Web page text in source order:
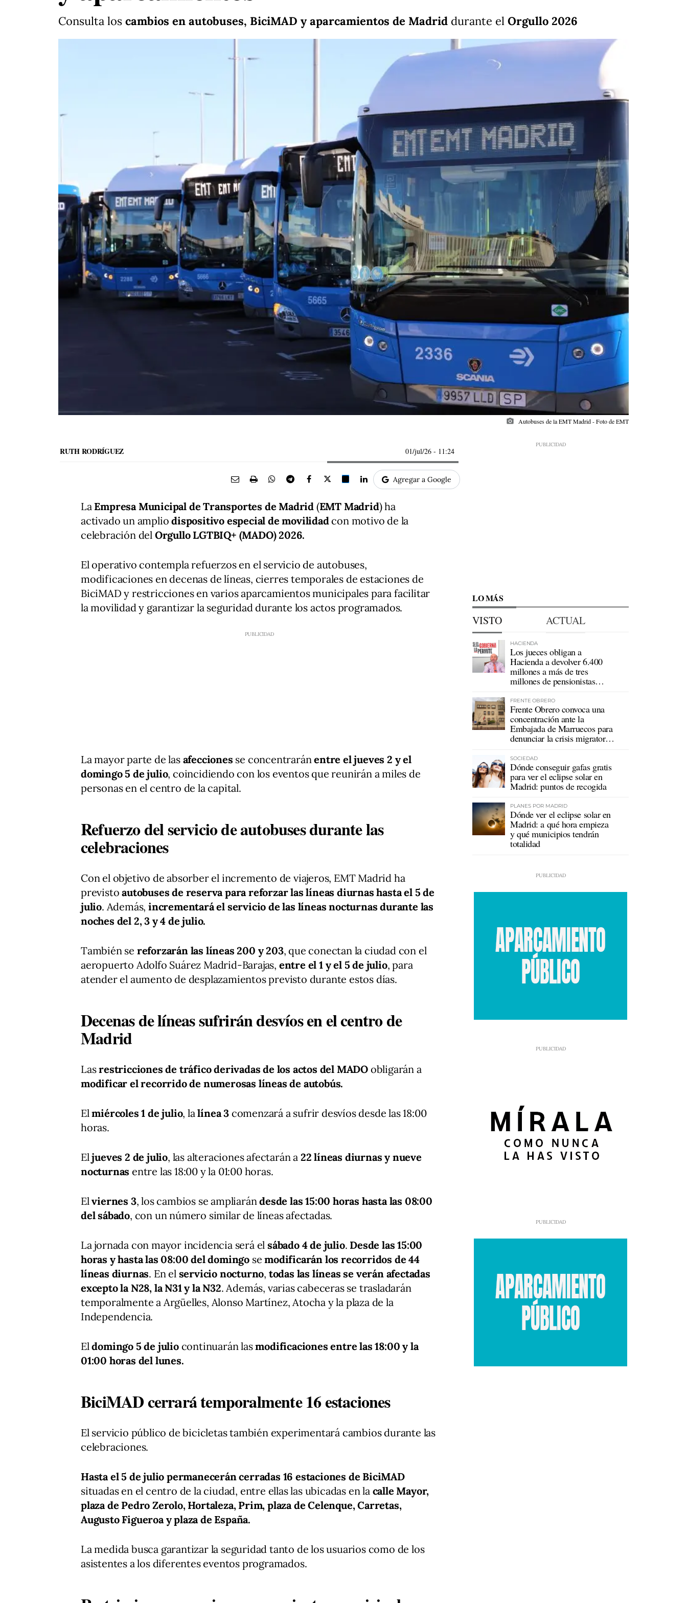
Consulta los cambios en autobuses, BiciMAD y aparcamientos de Madrid durante el Orgullo 2026
photo_camera Autobuses de la EMT Madrid - Foto de EMT
RUTH RODRÍGUEZ 01/jul/26 - 11:24
Agregar a Google
La Empresa Municipal de Transportes de Madrid (EMT Madrid) ha
activado un ampliodispositivo especial de movilidadcon motivo de la
celebración del Orgullo LGTBIQ+ (MADO)2026.
El operativo contempla refuerzos en el servicio de autobuses,
modificaciones en decenas de líneas, cierres temporales de estaciones de
BiciMAD y restricciones en varios aparcamientos municipales para facilitar
la movilidad y garantizar la seguridad durante los actos programados.
La mayor parte de lasafecciones se concentraránentre el jueves 2 y el
domingo 5 de julio, coincidiendo con los eventos que reunirán a miles de
personas en el centro de la capital.
Refuerzo del servicio de autobuses durante las
celebraciones
Con el objetivo de absorber el incremento de viajeros, EMT Madrid ha
previstoautobuses de reserva para reforzar las líneas diurnas hasta el 5 de
julio. Además, incrementará el servicio de las líneas nocturnas durante las
noches del 2, 3 y 4 de julio.
También se reforzarán las líneas 200 y 203, que conectan la ciudad con el
aeropuerto Adolfo Suárez Madrid-Barajas, entre el 1 y el 5 de julio, para
atender el aumento de desplazamientos previsto durante estos días.
Decenas de líneas sufrirán desvíos en el centro de
Madrid
Lasrestricciones de tráfico derivadas de los actos del MADO obligarán a
modificar el recorrido de numerosas líneas de autobús.
Elmiércoles 1 de julio, lalínea 3 comenzará a sufrir desvíos desde las 18:00
horas.
Eljueves 2 de julio, las alteraciones afectarán a 22 líneas diurnas y nueve
nocturnasentre las 18:00 y la 01:00 horas.
Elviernes 3, los cambios se ampliarándesde las 15:00 horas hasta las 08:00
del sábado, con un número similar de líneas afectadas.
La jornada con mayor incidencia será el sábado 4 de julio. Desde las 15:00
horas y hasta las 08:00 del domingo semodificarán los recorridos de 44
líneas diurnas. En el servicio nocturno, todas las líneas se verán afectadas
excepto la N28, la N31 y la N32. Además, varias cabeceras se trasladarán
temporalmente a Argüelles, Alonso Martínez, Atocha y la plaza de la
Independencia.
Eldomingo 5 de julio continuarán lasmodificaciones entre las 18:00 y la
01:00 horas del lunes.
BiciMAD cerrará temporalmente 16 estaciones
El servicio público de bicicletas también experimentará cambios durante las
celebraciones.
Hasta el 5 de julio permanecerán cerradas 16 estaciones de BiciMAD
situadas en el centro de la ciudad, entre ellas las ubicadas en la calle Mayor,
plaza de Pedro Zerolo, Hortaleza, Prim, plaza de Celenque, Carretas,
Augusto Figueroa y plaza de España.
La medida busca garantizar la seguridad tanto de los usuarios como de los
asistentes a los diferentes eventos programados.
LO MÁS
VISTO ACTUAL
HACIENDA
Los jueces obligan a
Hacienda a devolver 6.400
millones a más de tres
millones de pensionistas
FRENTE OBRERO
Frente Obrero convoca una
concentración ante la
Embajada de Marruecos para
denunciar la crisis migratoria
SOCIEDAD
Dónde conseguir gafas gratis
para ver el eclipse solar en
Madrid: puntos de recogida
PLANES POR MADRID
Dónde ver el eclipse solar en
Madrid: a qué hora empieza
y qué municipios tendrán
totalidad